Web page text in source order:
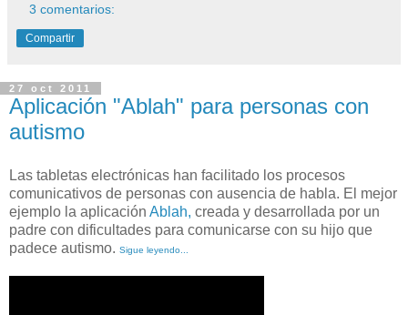
3 comentarios:
Compartir
27 oct 2011
Aplicación "Ablah" para personas con
autismo
Las tabletas electrónicas han facilitado los procesos
comunicativos de personas con ausencia de habla. El mejor
ejemplo la aplicación Ablah, creada y desarrollada por un
padre con dificultades para comunicarse con su hijo que
padece autismo. Sigue leyendo...